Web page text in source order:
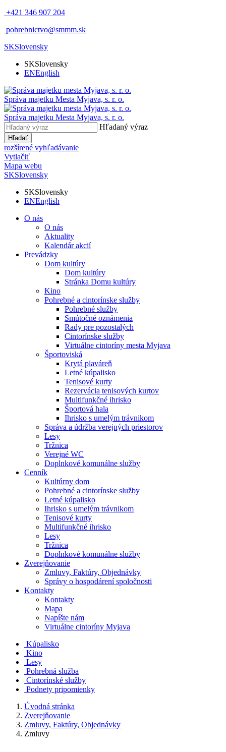
+421 346 907 204
pohrebnictvo@smmm.sk
SKSlovensky
SKSlovensky
ENEnglish
Správa majetku Mesta Myjava, s. r. o.
Správa majetku Mesta Myjava, s. r. o.
Hľadaný výraz
Hľadať
rozšírené vyhľadávanie
Vytlačiť
Mapa webu
SKSlovensky
SKSlovensky
ENEnglish
O nás
O nás
Aktuality
Kalendár akcií
Prevádzky
Dom kultúry
Dom kultúry
Stránka Domu kultúry
Kino
Pohrebné a cintorínske služby
Pohrebné služby
Smútočné oznámenia
Rady pre pozostalých
Cintorínske služby
Virtuálne cintoríny mesta Myjava
Športoviská
Krytá plaváreň
Letné kúpalisko
Tenisové kurty
Rezervácia tenisových kurtov
Multifunkčné ihrisko
Športová hala
Ihrisko s umelým trávnikom
Správa a údržba verejných priestorov
Lesy
Tržnica
Verejné WC
Doplnkové komunálne služby
Cenník
Kultúrny dom
Pohrebné a cintorínske služby
Letné kúpalisko
Ihrisko s umelým trávnikom
Tenisové kurty
Multifunkčné ihrisko
Lesy
Tržnica
Doplnkové komunálne služby
Zverejňovanie
Zmluvy, Faktúry, Objednávky
Správy o hospodárení spoločnosti
Kontakty
Kontakty
Mapa
Napíšte nám
Virtuálne cintoríny Myjava
Kúpalisko
Kino
Lesy
Pohrebná služba
Cintorínské služby
Podnety pripomienky
Úvodná stránka
Zverejňovanie
Zmluvy, Faktúry, Objednávky
Zmluvy